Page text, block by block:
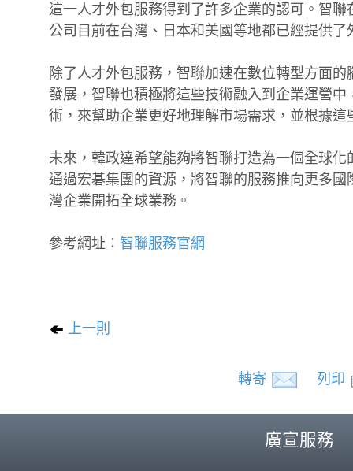
這一人才外包服務得到了許多企業的認可。智
公司目前在台灣、日本和美國等地都已經提供
除了人才外包服務，智聯加速在數位轉型方面
發展，智聯也積極將這些技術融入到企業運營
術，來幫助企業更好地理解市場需求，並根據
未來，韓政達希望能夠將智聯打造為一個全球
通過宏碁集團的資源，將智聯的服務推向更多
灣企業開拓全球業務。
參考網址： 智聯服務官網
上一則
轉寄 列印
廣宣服務